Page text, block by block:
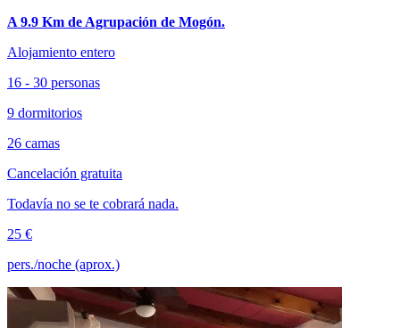
A 9.9 Km de Agrupación de Mogón.
Alojamiento entero
16 - 30 personas
9 dormitorios
26 camas
Cancelación gratuita
Todavía no se te cobrará nada.
25 €
pers./noche (aprox.)